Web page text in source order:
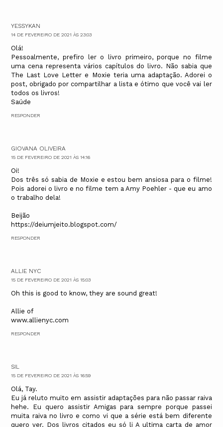
YESSYKAN
14 DE FEVEREIRO DE 2021 ÀS 23:03
Olá!
Pessoalmente, prefiro ler o livro primeiro, porque no filme
uma cena representa vários capítulos do livro. Não sabia que
The Last Love Letter e Moxie teria uma adaptação. Adorei o
post, obrigado por compartilhar a lista e ótimo que você vai ler
todos os livros!
Saúde
RESPONDER
GIOVANA OLIVEIRA
15 DE FEVEREIRO DE 2021 ÀS 14:16
Oi!
Dos três só sabia de Moxie e estou bem ansiosa para o filme!
Pois adorei o livro e no filme tem a Amy Poehler - que eu amo
o trabalho dela!
Beijão
https://deiumjeito.blogspot.com/
RESPONDER
ALLIE NYC
15 DE FEVEREIRO DE 2021 ÀS 15:03
Oh this is good to know, they are sound great!
Allie of
www.allienyc.com
RESPONDER
SIL
15 DE FEVEREIRO DE 2021 ÀS 16:59
Olá, Tay.
Eu já reluto muito em assistir adaptações para não passar raiva
hehe. Eu quero assistir Amigas para sempre porque passei
muita raiva no livro e como vi que a série está bem diferente
quero ver. Dos livros citados eu só li A ultima carta de amor